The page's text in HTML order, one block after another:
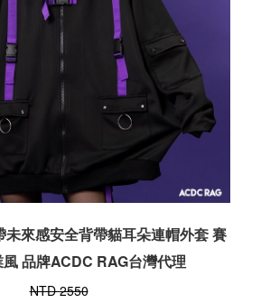
未來感安全背帶貓耳朵連帽外套 賽
品牌ACDC RAG台灣代理
NTD 2550